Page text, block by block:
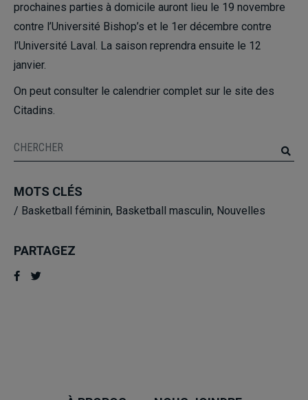
prochaines parties à domicile auront lieu le 19 novembre
contre l’Université Bishop’s et le 1er décembre contre
l’Université Laval. La saison reprendra ensuite le 12
janvier.
On peut consulter le calendrier complet sur le site des
Citadins.
MOTS CLÉS
/ Basketball féminin, Basketball masculin, Nouvelles
PARTAGEZ